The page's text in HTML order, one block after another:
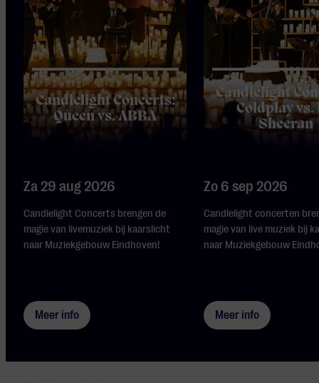
Candlelight Concerts:
Queen vs. ABBA
Za 29 aug 2026
Candlelight Concerts brengen de
magie van livemuziek bij kaarslicht
naar Muziekgebouw Eindhoven!
Meer info
Candlelight
Coldplay vs.
Sheeran
Zo 6 sep 2026
Candlelight concerten
magie van live muziek bij
naar Muziekgebouw
Meer info